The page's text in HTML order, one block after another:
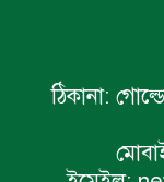
ঠিকানা: